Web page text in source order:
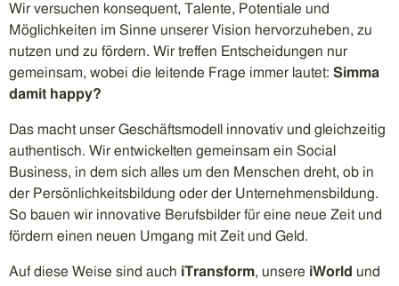
Wir versuchen konsequent, Talente, Potentiale und
Möglichkeiten im Sinne unserer Vision hervorzuheben, zu
nutzen und zu fördern. Wir treffen Entscheidungen nur
gemeinsam, wobei die leitende Frage immer lautet: Simma
damit happy?
Das macht unser Geschäftsmodell innovativ und gleichzeitig
authentisch. Wir entwickelten gemeinsam ein Social
Business, in dem sich alles um den Menschen dreht, ob in
der Persönlichkeitsbildung oder der Unternehmensbildung.
So bauen wir innovative Berufsbilder für eine neue Zeit und
fördern einen neuen Umgang mit Zeit und Geld.
Auf diese Weise sind auch iTransform, unsere iWorld und